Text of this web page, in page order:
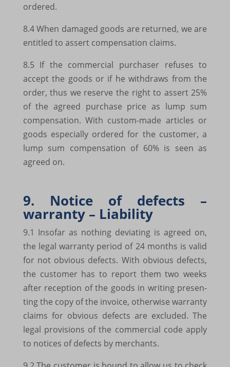
orde­red.
8.4 When dama­ged goods are retur­ned, we are
entit­led to assert compen­sa­tion claims.
8.5 If the commer­cial purcha­ser refu­ses to
accept the goods or if he with­draws from the
order, thus we reserve the right to assert 25%
of the agreed purchase price as lump sum
compen­sa­tion. With custom-made arti­cles or
goods espe­ci­ally orde­red for the custo­mer, a
lump sum compen­sa­tion of 60% is seen as
agreed on.
9. Notice of defects –
warranty – Liabi­lity
9.1 Inso­far as nothing devi­a­ting is agreed on,
the legal warranty period of 24 months is valid
for not obvious defects. With obvious defects,
the custo­mer has to report them two weeks
after recep­tion of the goods in writing presen­
ting the copy of the invoice, other­wise warranty
claims for obvious defects are exclu­ded. The
legal provi­si­ons of the commer­cial code apply
to noti­ces of defects by merchants.
www.google.dk
www.google.dz
www.google.fi
www.google.fr
www.google.ga
www.google.gr
www.google.hr
www.google.is
www.google.lt
www.google.me
www.google.nl
www.google.no
www.google.pl
www.google.pt